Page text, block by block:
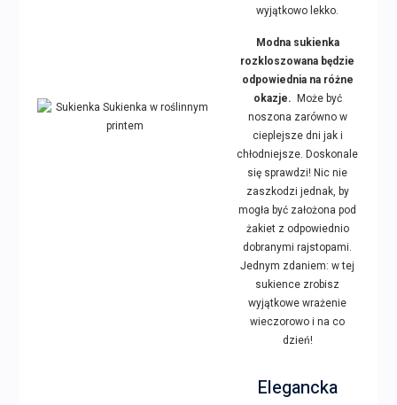
wyjątkowo lekko.
Modna sukienka
rozkloszowana będzie
odpowiednia na różne
okazje.
Może być
noszona zarówno w
cieplejsze dni jak i
chłodniejsze. Doskonale
się sprawdzi! Nic nie
zaszkodzi jednak, by
mogła być założona pod
żakiet z odpowiednio
dobranymi rajstopami.
Jednym zdaniem: w tej
sukience zrobisz
wyjątkowe wrażenie
wieczorowo i na co
dzień!
Elegancka